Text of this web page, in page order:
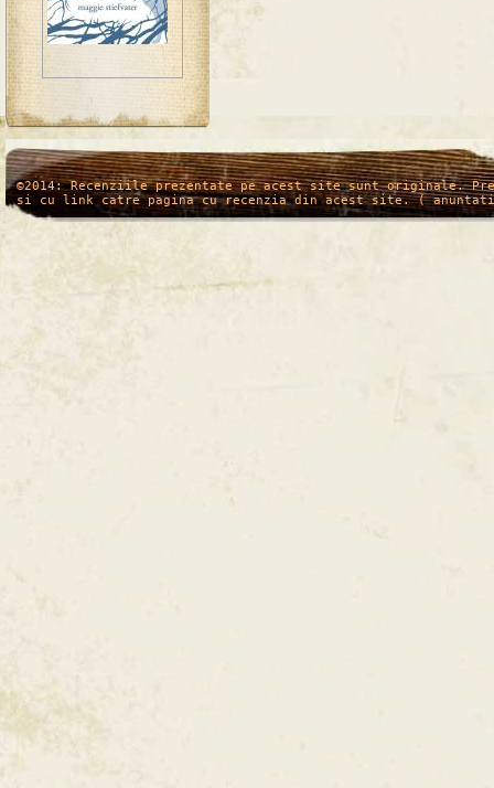
/* */
©2014: Recenziile prezentate pe acest site sunt originale.
si cu link catre pagina cu recenzia din acest site. (